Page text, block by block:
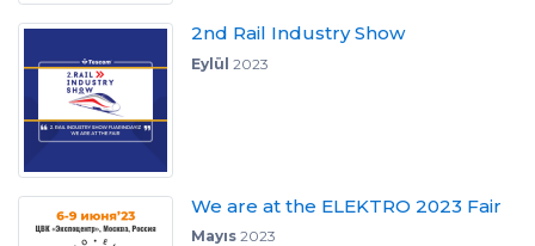
2nd Rail Industry Show
Eylül 2023
We are at the ELEKTRO 2023 Fair
Mayıs2023